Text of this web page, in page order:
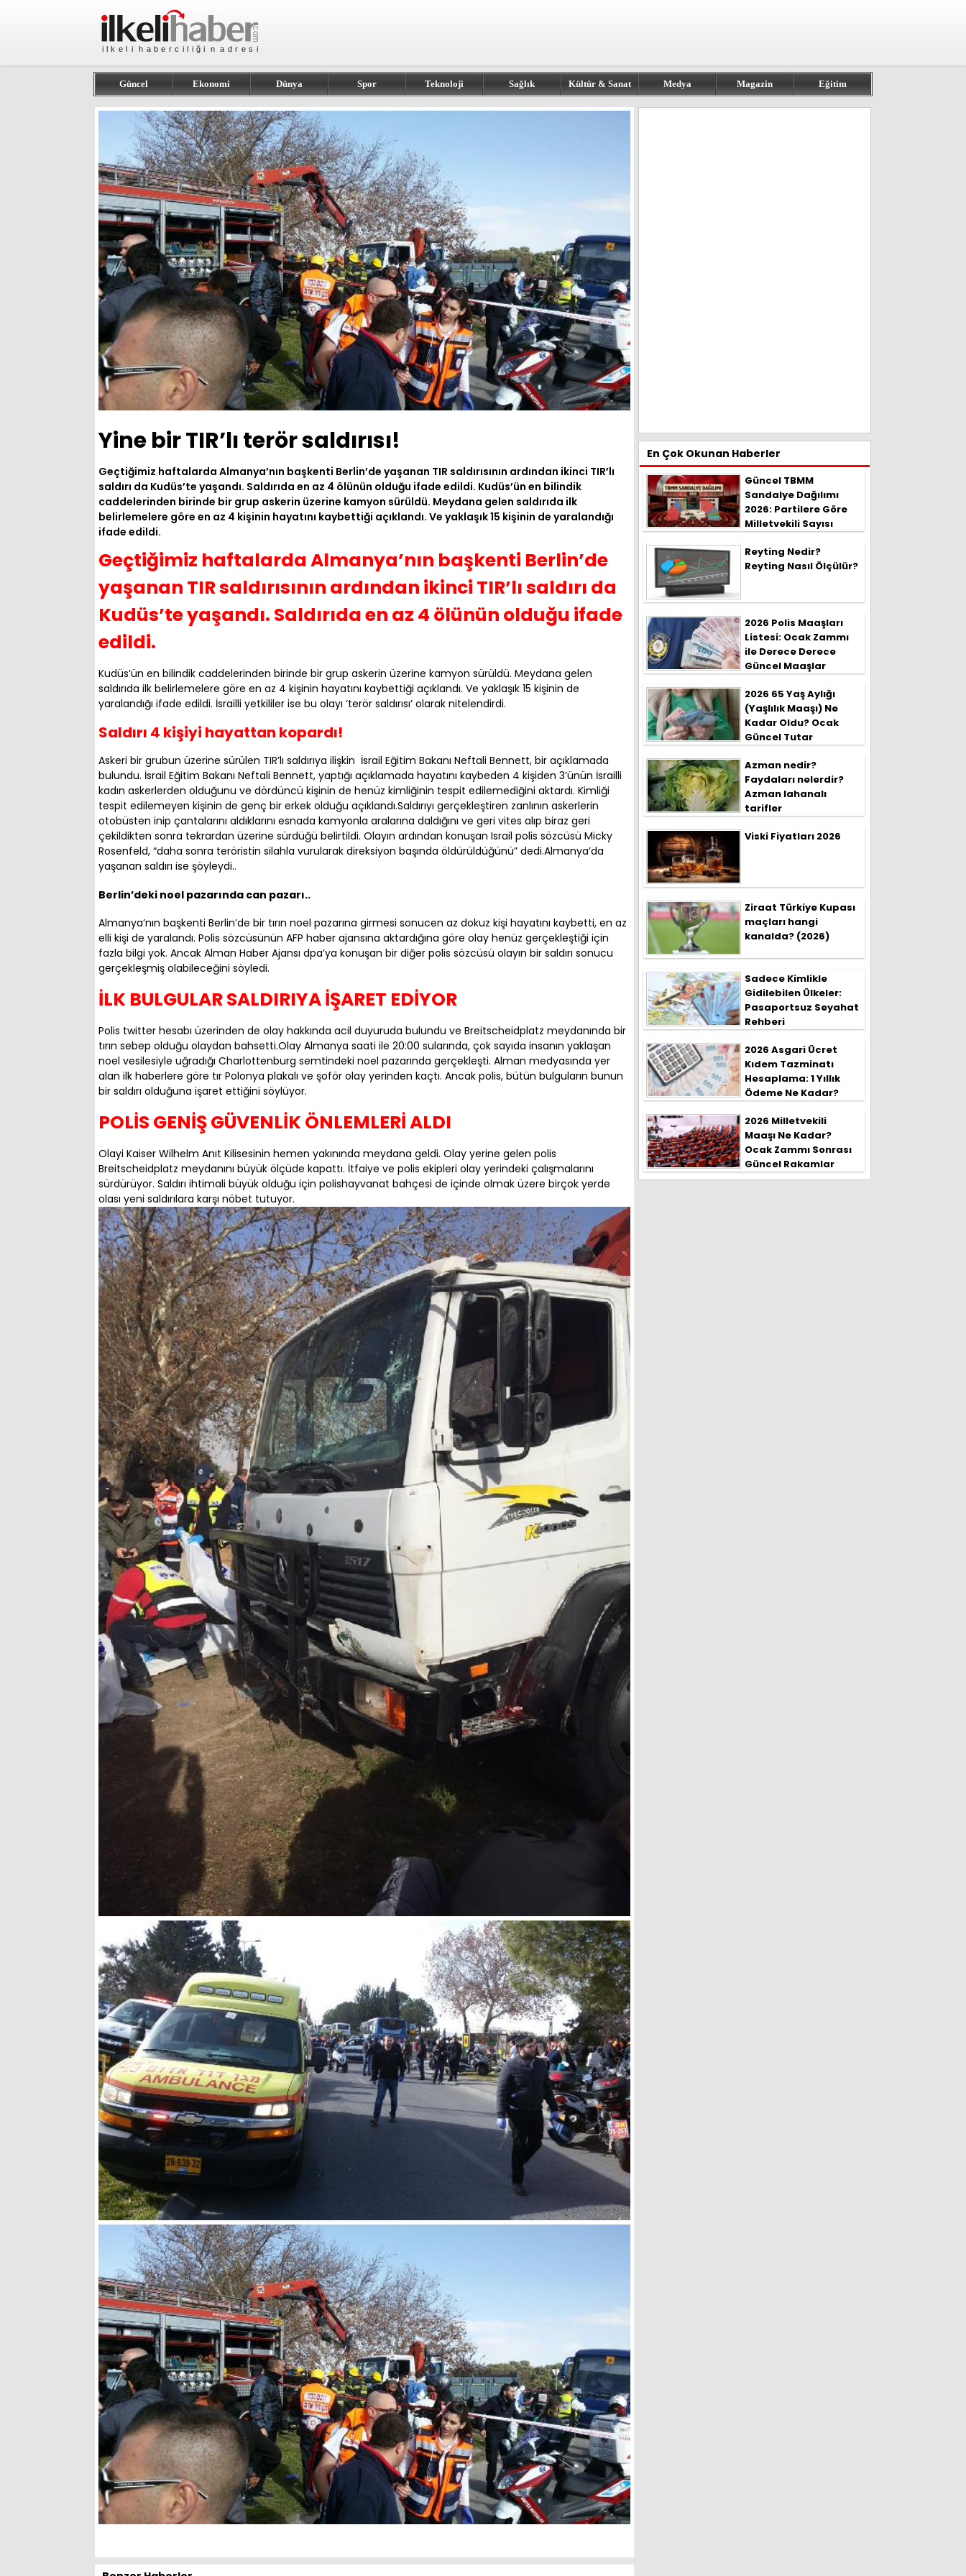
Güncel Ekonomi Dünya Spor Teknoloji Sağlık Kültür & Sanat Medya Magazin Eğitim
Yine bir TIR’lı terör saldırısı!
Geçtiğimiz haftalarda Almanya’nın başkenti Berlin’de yaşanan TIR saldırısının ardından ikinci TIR’lı
saldırı da Kudüs’te yaşandı. Saldırıda en az 4 ölünün olduğu ifade edildi. Kudüs’ün en bilindik
caddelerinden birinde bir grup askerin üzerine kamyon sürüldü. Meydana gelen saldırıda ilk
belirlemelere göre en az 4 kişinin hayatını kaybettiği açıklandı. Ve yaklaşık 15 kişinin de yaralandığı
ifade edildi.
Geçtiğimiz haftalarda Almanya’nın başkenti Berlin’de
yaşanan TIR saldırısının ardından ikinci TIR’lı saldırı da
Kudüs’te yaşandı. Saldırıda en az 4 ölünün olduğu ifade
edildi.
Kudüs’ün en bilindik caddelerinden birinde bir grup askerin üzerine kamyon sürüldü. Meydana gelen
saldırıda ilk belirlemelere göre en az 4 kişinin hayatını kaybettiği açıklandı. Ve yaklaşık 15 kişinin de
yaralandığı ifade edildi. İsrailli yetkililer ise bu olayı ‘terör saldırısı’ olarak nitelendirdi.
Saldırı 4 kişiyi hayattan kopardı!
Askeri bir grubun üzerine sürülen TIR’lı saldırıya ilişkin İsrail Eğitim Bakanı Neftali Bennett, bir açıklamada
bulundu. İsrail Eğitim Bakanı Neftali Bennett, yaptığı açıklamada hayatını kaybeden 4 kişiden 3’ünün İsrailli
kadın askerlerden olduğunu ve dördüncü kişinin de henüz kimliğinin tespit edilemediğini aktardı. Kimliği
tespit edilemeyen kişinin de genç bir erkek olduğu açıklandı.Saldırıyı gerçekleştiren zanlının askerlerin
otobüsten inip çantalarını aldıklarını esnada kamyonla aralarına daldığını ve geri vites alıp biraz geri
çekildikten sonra tekrardan üzerine sürdüğü belirtildi. Olayın ardından konuşan Israil polis sözcüsü Micky
Rosenfeld, “daha sonra teröristin silahla vurularak direksiyon başında öldürüldüğünü” dedi.Almanya’da
yaşanan saldırı ise şöyleydi..
Berlin’deki noel pazarında can pazarı..
Almanya’nın başkenti Berlin’de bir tırın noel pazarına girmesi sonucen az dokuz kişi hayatını kaybetti, en az
elli kişi de yaralandı. Polis sözcüsünün AFP haber ajansına aktardığına göre olay henüz gerçekleştiği için
fazla bilgi yok. Ancak Alman Haber Ajansı dpa’ya konuşan bir diğer polis sözcüsü olayın bir saldırı sonucu
gerçekleşmiş olabileceğini söyledi.
İLK BULGULAR SALDIRIYA İŞARET EDİYOR
Polis twitter hesabı üzerinden de olay hakkında acil duyuruda bulundu ve Breitscheidplatz meydanında bir
tırın sebep olduğu olaydan bahsetti.Olay Almanya saati ile 20:00 sularında, çok sayıda insanın yaklaşan
noel vesilesiyle uğradığı Charlottenburg semtindeki noel pazarında gerçekleşti. Alman medyasında yer
alan ilk haberlere göre tır Polonya plakalı ve şoför olay yerinden kaçtı. Ancak polis, bütün bulguların bunun
bir saldırı olduğuna işaret ettiğini söylüyor.
POLİS GENİŞ GÜVENLİK ÖNLEMLERİ ALDI
Olayi Kaiser Wilhelm Anıt Kilisesinin hemen yakınında meydana geldi. Olay yerine gelen polis
Breitscheidplatz meydanını büyük ölçüde kapattı. İtfaiye ve polis ekipleri olay yerindeki çalışmalarını
sürdürüyor. Saldırı ihtimali büyük olduğu için polishayvanat bahçesi de içinde olmak üzere birçok yerde
olası yeni saldırılara karşı nöbet tutuyor.
En Çok Okunan Haberler
Güncel TBMM
Sandalye Dağılımı
2026: Partilere Göre
Milletvekili Sayısı
Reyting Nedir?
Reyting Nasıl Ölçülür?
2026 Polis Maaşları
Listesi: Ocak Zammı
ile Derece Derece
Güncel Maaşlar
2026 65 Yaş Aylığı
(Yaşlılık Maaşı) Ne
Kadar Oldu? Ocak
Güncel Tutar
Azman nedir?
Faydaları nelerdir?
Azman lahanalı
tarifler
Viski Fiyatları 2026
Ziraat Türkiye Kupası
maçları hangi
kanalda? (2026)
Sadece Kimlikle
Gidilebilen Ülkeler:
Pasaportsuz Seyahat
Rehberi
2026 Asgari Ücret
Kıdem Tazminatı
Hesaplama: 1 Yıllık
Ödeme Ne Kadar?
2026 Milletvekili
Maaşı Ne Kadar?
Ocak Zammı Sonrası
Güncel Rakamlar